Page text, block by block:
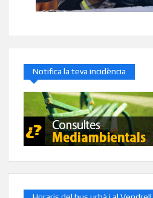
Notifica la teva incidència